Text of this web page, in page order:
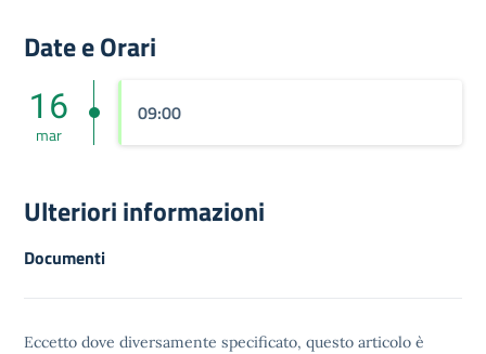
Date e Orari
16
mar
09:00
Ulteriori informazioni
Documenti
Eccetto dove diversamente specificato, questo articolo è